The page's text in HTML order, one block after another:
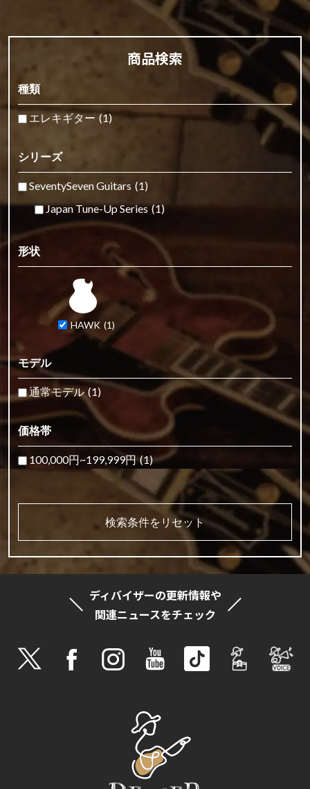
商品検索
種類
エレキギター (1)
シリーズ
SeventySeven Guitars (1)
Japan Tune-Up Series (1)
形状
HAWK (1)
モデル
通常モデル (1)
価格帯
100,000円~199,999円 (1)
検索条件をリセット
ディバイザーの更新情報や
関連ニュースをチェック